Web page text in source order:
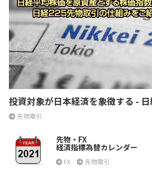
投資対象が日本経済を象徴する -
先物取引
先物・FX
経済指標為替カレンダー
FX 先物取引